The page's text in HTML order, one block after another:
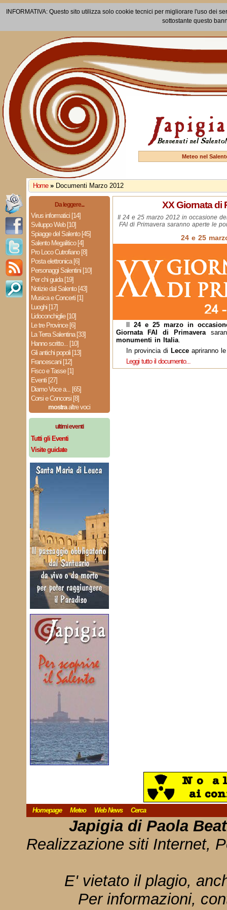
INFORMATIVA: Questo sito utilizza solo cookie tecnici per migliorare l'uso dei
sottostante questo
Meteo nel
Home » Documenti Marzo 2012
Da leggere...
Virus informatici [14]
Sviluppo Web [10]
Spiagge del Salento [45]
Salento Megalitico [4]
Pro Loco Cutrofiano [8]
Posta elettronica [6]
Personaggi Salentini [10]
Per chi guida [19]
Notizie dal Salento [43]
Musica e Concerti [1]
Luoghi [17]
Lidoconchiglie [10]
Le tre Province [6]
La Terra Salentina [33]
Hanno scritto... [10]
Gli antichi popoli [13]
Francescani [12]
Fisco e Tasse [1]
Eventi [27]
Diamo Voce a... [65]
Corsi e Concorsi [8]
mostraaltre voci
ultimi eventi
Tutti gli Eventi
Visite guidate
XX Giornata di
Il 24 e 25 marzo 2012 in occasione
FAI di Primavera saranno aperte le
24 e 25
24 e 25 marzo in
Giornata FAI di Primavera
monumenti in Italia.
In provincia di Lecceapriranno le
Leggi tutto il documento...
Homepage Meteo Web News Cerca
Japigia di Paola
Realizzazione siti Internet,
E' vietato il plagio,
Per informazioni,